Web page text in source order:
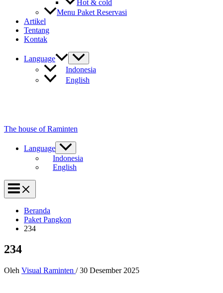
Hot & cold
Menu Paket Reservasi
Artikel
Tentang
Kontak
Language
Indonesia
English
The house of Raminten
Language
Indonesia
English
Beranda
Paket Pangkon
234
234
Oleh Visual Raminten /30 Desember 2025